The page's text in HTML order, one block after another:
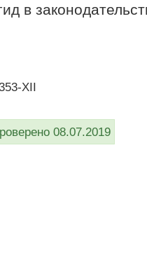
в
XII
08.07.2019